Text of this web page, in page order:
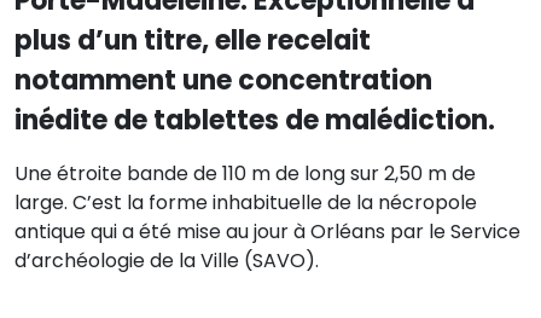
plus d’un titre, elle recelait
notamment une concentration
inédite de tablettes de malédiction.
Une étroite bande de 110 m de long sur 2,50 m de
large. C’est la forme inhabituelle de la nécropole
antique qui a été mise au jour à Orléans par le Service
d’archéologie de la Ville (SAVO).